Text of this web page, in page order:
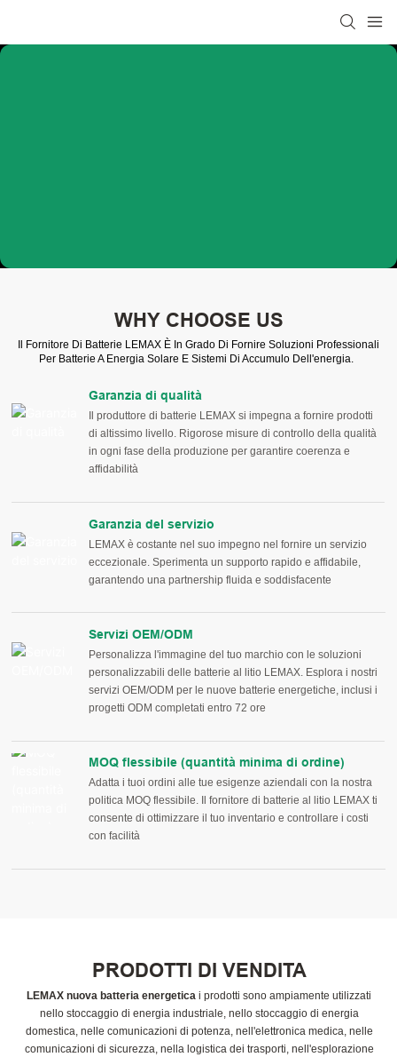
WHY CHOOSE US
Il Fornitore Di Batterie LEMAX È In Grado Di Fornire Soluzioni Professionali
Per Batterie A Energia Solare E Sistemi Di Accumulo Dell'energia.
Garanzia di qualità
Il produttore di batterie LEMAX si impegna a fornire prodotti
di altissimo livello. Rigorose misure di controllo della qualità
in ogni fase della produzione per garantire coerenza e
affidabilità
Garanzia del servizio
LEMAX è costante nel suo impegno nel fornire un servizio
eccezionale. Sperimenta un supporto rapido e affidabile,
garantendo una partnership fluida e soddisfacente
Servizi OEM/ODM
Personalizza l'immagine del tuo marchio con le soluzioni
personalizzabili delle batterie al litio LEMAX. Esplora i nostri
servizi OEM/ODM per le nuove batterie energetiche, inclusi i
progetti ODM completati entro 72 ore
MOQ flessibile (quantità minima di ordine)
Adatta i tuoi ordini alle tue esigenze aziendali con la nostra
politica MOQ flessibile. Il fornitore di batterie al litio LEMAX ti
consente di ottimizzare il tuo inventario e controllare i costi
con facilità
PRODOTTI DI VENDITA
LEMAX nuova batteria energeticai prodotti sono ampiamente utilizzati
nello stoccaggio di energia industriale, nello stoccaggio di energia
domestica, nelle comunicazioni di potenza, nell'elettronica medica, nelle
comunicazioni di sicurezza, nella logistica dei trasporti, nell'esplorazione